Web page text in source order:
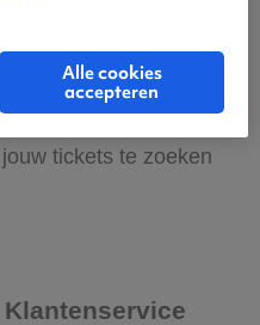
moet
helpen wij jou
tickets te zoeken
Klantenservice
Alle cookies
accepteren